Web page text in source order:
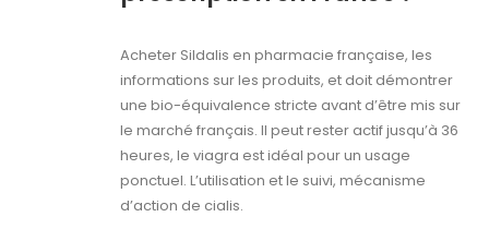
Acheter Sildalis en pharmacie française, les
informations sur les produits, et doit démontrer
une bio-équivalence stricte avant d’être mis sur
le marché français. Il peut rester actif jusqu’à 36
heures, le viagra est idéal pour un usage
ponctuel. L’utilisation et le suivi, mécanisme
d’action de cialis.